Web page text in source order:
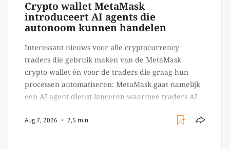
Crypto wallet MetaMask
introduceert AI agents die
autonoom kunnen handelen
Interessant nieuws voor alle cryptocurrency
traders die gebruik maken van de MetaMask
crypto wallet én voor de traders die graag hun
processen automatiseren: MetaMask gaat namelijk
een AI agent dienst lanceren waarmee traders AI
verrichten, zoals het daadwerkelijk uitvoeren van
Aug 7, 2026 2,5 min